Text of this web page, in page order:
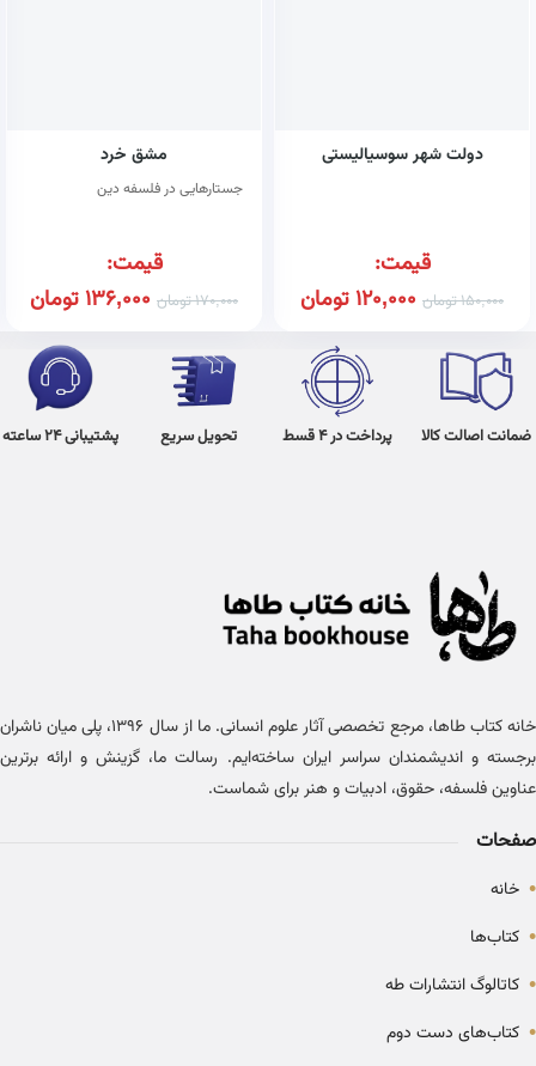
دولت شهر سوسیالیستی
قیمت:
150,000تومان 120,000تومان
مشق خرد
جستارهایی در فلسفه دین
قیمت:
170,000تومان 136,000تومان
ضمانت اصالت کالا پرداخت در 4 قسط تحویل سریع پشتیبانی 24 ساعته
خانه کتاب طاها، مرجع تخصصی آثار علوم انسانی. ما از سال ۱۳۹۶، پلی میان ناشران
برجسته و اندیشمندان سراسر ایران ساخته‌ایم. رسالت ما، گزینش و ارائه برترین
عناوین فلسفه، حقوق، ادبیات و هنر برای شماست.
صفحات
• خانه
• کتاب‌ها
• کاتالوگ انتشارات طه
• کتاب‌های دست دوم